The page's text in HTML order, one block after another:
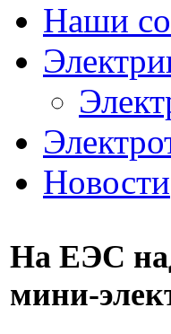
Наши
Новости
На ЕЭС
мини-